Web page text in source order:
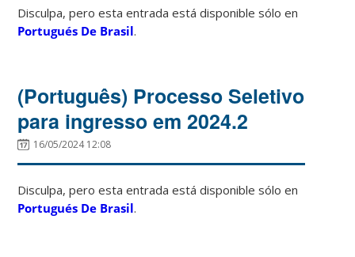
Disculpa, pero esta entrada está disponible sólo en
Portugués De Brasil.
(Português) Processo Seletivo
para ingresso em 2024.2
16/05/2024 12:08
Disculpa, pero esta entrada está disponible sólo en
Portugués De Brasil.